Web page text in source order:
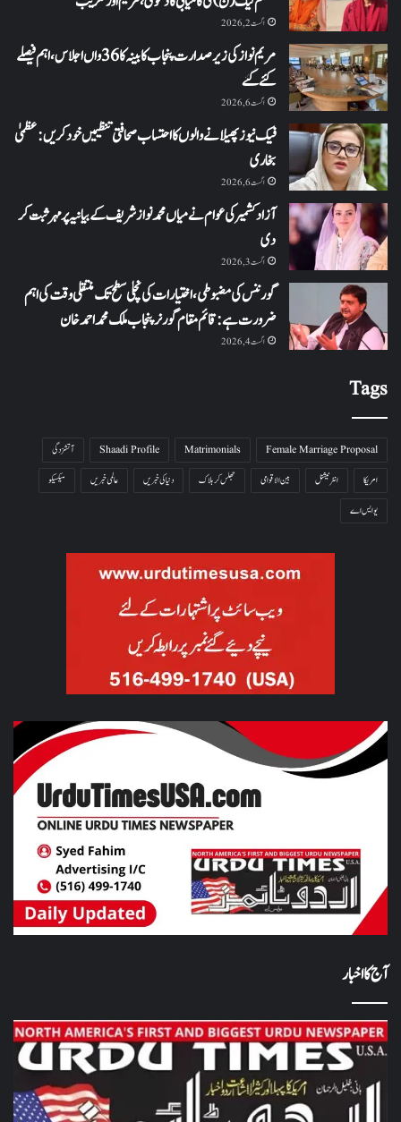
اگست 2, 2026
مریم نواز کی زیر صدارت پنجاب کابینہ کا 36واں اجلاس،اہم فیصلے
کئے گئے
اگست 6, 2026
فیک نیوز پھیلانے والوں کا احتساب صحافتی تنظیمیں خود کریں: عظمیٰ
بخاری
اگست 6, 2026
آزاد کشمیر کی عوام نے میاں محمد نواز شریف کے بیانیہ پر مہر ثبت کر
دی
اگست 3, 2026
گورننس کی مضبوطی، اختیارات کی نچلی سطح تک منتقلی وقت کی اہم
ضرورت ہے: قائم مقام گورنر پنجاب ملک محمد احمد خان
اگست 4, 2026
Tags
Female Marriage Proposal
Matrimonials
Shaadi Profile
آتشزدگی
امریکا
انٹرنیشنل بین الاقوامی جھلس کر ہلاک دنیا کی خبریں عالمی خبریں
میکسیکو
یو ایس اے
آج کا اخبار